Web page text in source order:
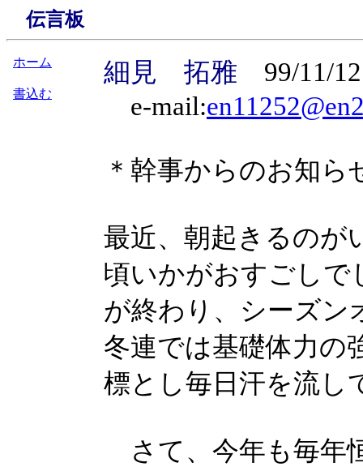
伝言板
ホーム
書込む
細見 拓雅 99/11/
e-mail:
＊幹事からのお知ら
最近、朝起きるのが
頃いかがおすごしで
が終わり、シーズン
冬連では基礎体力の
標とし毎日汗を流し
さて、今年も毎年